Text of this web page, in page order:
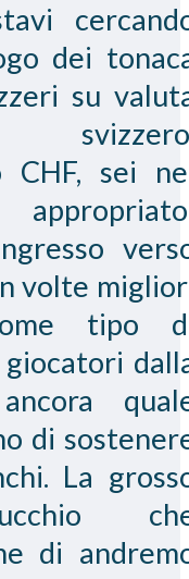
dei
su
CHF, sei
volte
tipo
di
La
di